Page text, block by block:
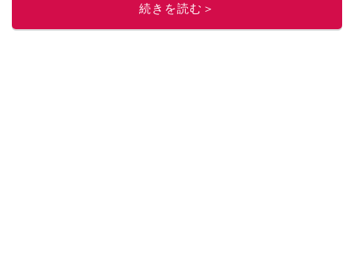
続きを読む＞